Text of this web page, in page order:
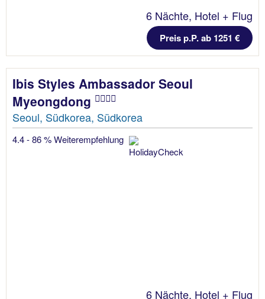
6 Nächte, Hotel + Flug
Preis p.P. ab 1251 €
Ibis Styles Ambassador Seoul
Myeongdong
Seoul, Südkorea, Südkorea
4.4 - 86 % Weiterempfehlung
6 Nächte, Hotel + Flug